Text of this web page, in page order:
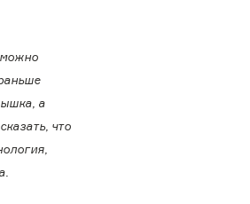
а
что